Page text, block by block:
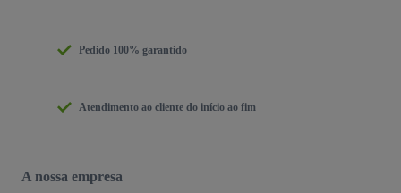
Pedido 100% garantido
Atendimento ao cliente do início ao fim
A nossa empresa